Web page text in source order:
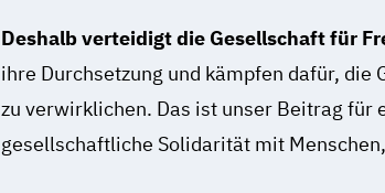
Deshalb verteidigt die Gesellschaft für
ihre Durchsetzung und kämpfen dafür,
zu verwirklichen. Das ist unser Beitrag für
gesellschaftliche Solidarität mit